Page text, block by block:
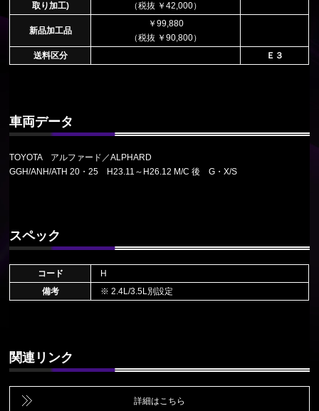
取り加工)
（税抜 ￥42,000）
新品加工品
￥99,880
（税抜 ￥90,800）
送料区分
Ｅ３
車両データ
TOYOTA アルファード／ALPHARD
GGH/ANH/ATH 20・25 H23.11～H26.12 M/C 後 G・X/S
スペック
コード
H
備考
※ 2.4L/3.5L別設定
関連リンク
詳細はこちら